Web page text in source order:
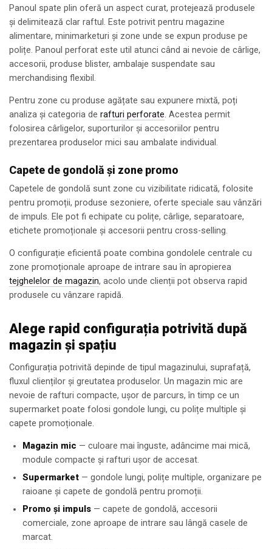
Panoul spate plin oferă un aspect curat, protejează produsele
și delimitează clar raftul. Este potrivit pentru magazine
alimentare, minimarketuri și zone unde se expun produse pe
polițe. Panoul perforat este util atunci când ai nevoie de cârlige,
accesorii, produse blister, ambalaje suspendate sau
merchandising flexibil.
Pentru zone cu produse agățate sau expunere mixtă, poți
analiza și categoria de rafturi perforate. Acestea permit
folosirea cârligelor, suporturilor și accesoriilor pentru
prezentarea produselor mici sau ambalate individual.
Capete de gondolă și zone promo
Capetele de gondolă sunt zone cu vizibilitate ridicată, folosite
pentru promoții, produse sezoniere, oferte speciale sau vânzări
de impuls. Ele pot fi echipate cu polițe, cârlige, separatoare,
etichete promoționale și accesorii pentru cross-selling.
O configurație eficientă poate combina gondolele centrale cu
zone promoționale aproape de intrare sau în apropierea
tejghelelor de magazin, acolo unde clienții pot observa rapid
produsele cu vânzare rapidă.
Alege rapid configurația potrivită după
magazin și spațiu
Configurația potrivită depinde de tipul magazinului, suprafață,
fluxul clienților și greutatea produselor. Un magazin mic are
nevoie de rafturi compacte, ușor de parcurs, în timp ce un
supermarket poate folosi gondole lungi, cu polițe multiple și
capete promoționale.
Magazin mic — culoare mai înguste, adâncime mai mică,
module compacte și rafturi ușor de accesat.
Supermarket — gondole lungi, polițe multiple, organizare pe
raioane și capete de gondolă pentru promoții.
Promo și impuls — capete de gondolă, accesorii
comerciale, zone aproape de intrare sau lângă casele de
marcat.